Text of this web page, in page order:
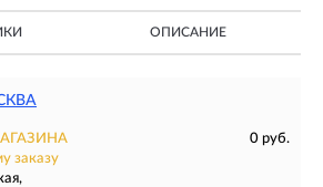
ОПИСАНИЕ
0 руб.
заказу